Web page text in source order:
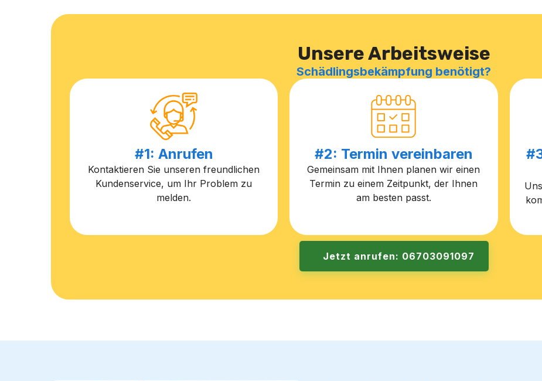
Unsere Arbeitsweise
Schädlingsbekämpfung benötigt?
#1: Anrufen
Kontaktieren Sie unseren freundlichen
Kundenservice, um Ihr Problem zu
melden.
#2: Termin vereinbaren
Gemeinsam mit Ihnen planen wir einen
Termin zu einem Zeitpunkt, der Ihnen
am besten passt.
Jetzt anrufen: 06703091097